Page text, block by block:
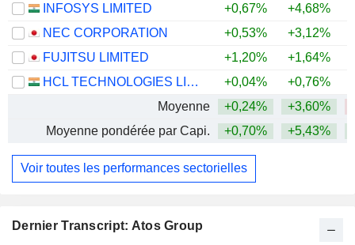
Dernier Transcript: Atos Group
INFOSYS LIMITED
+0,67% +4,68%
NEC CORPORATION
+0,53% +3,12%
FUJITSU LIMITED
+1,20% +1,64%
HCL TECHNOLOGIES LIMITED
+0,04% +0,76%
Moyenne
+0,24% +3,60%
Moyenne pondérée par Capi.
+0,70% +5,43%
Voir toutes les performances sectorielles